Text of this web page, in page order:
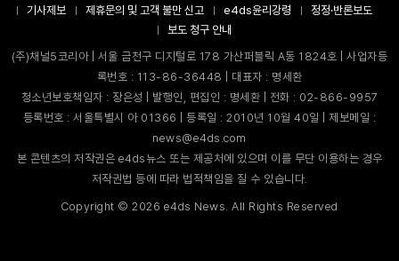
기사제보
제휴문의 및 고객 불만 신고 e4ds윤리강령
정정·반론보도
보도 청구 안내
(주)채널5코리아 | 서울 금천구 디지털로 178 가산퍼블릭 A동 1824호 | 사업자등
록번호 : 113-86-36448 | 대표자 : 명세환
청소년보호책임자 : 장은성 | 발행인, 편집인 : 명세환 | 전화 : 02-866-9957
등록번호 : 서울특별시 아 01366 | 등록일 : 2010년 10월 40일 | 제보메일 :
news@e4ds.com
본 콘텐츠의 저작권은 e4ds뉴스 또는 제공처에 있으며 이를 무단 이용하는 경우
저작권법 등에 따라 법적책임을 질 수 있습니다.
Copyright ©2026 e4ds News. All Rights Reserved